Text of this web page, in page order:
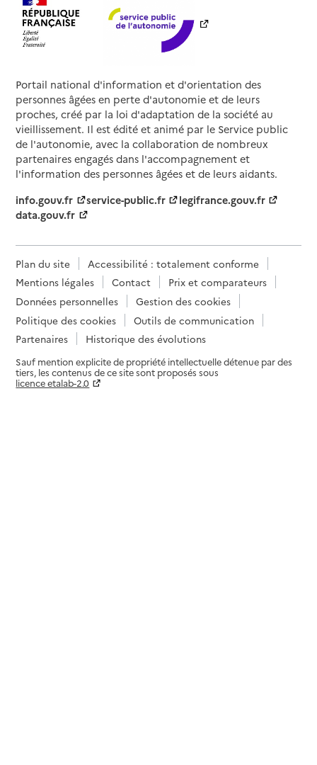
Portail national d'information et d'orientation des
personnes âgées en perte d'autonomie et de leurs
proches, créé par la loi d'adaptation de la société au
vieillissement. Il est édité et animé par le Service public
de l'autonomie, avec la collaboration de nombreux
partenaires engagés dans l'accompagnement et
l'information des personnes âgées et de leurs aidants.
info.gouv.fr
service-public.fr
legifrance.gouv.fr
data.gouv.fr
Plan du site
Accessibilité : totalement conforme
Mentions légales
Contact
Prix et comparateurs
Données personnelles
Gestion des cookies
Politique des cookies
Outils de communication
Partenaires
Historique des évolutions
Sauf mention explicite de propriété intellectuelle détenue par des
tiers, les contenus de ce site sont proposés sous
licence etalab-2.0